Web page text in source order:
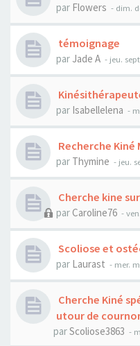
par Flowers - dim.
témoignage
par Jade A - jeu.
par Isabellelena -
Recherche
par Thymine - jeu.
Cherche kine
par Caroline76 -
Scoliose et
par Laurast - mer.
Cherche Kiné
utour de
parScoliose3863 -